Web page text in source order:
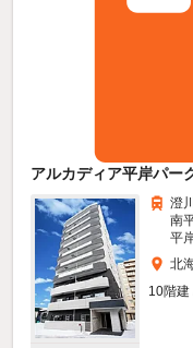
アルカディア平岸パー
澄
南
平
北
10階建